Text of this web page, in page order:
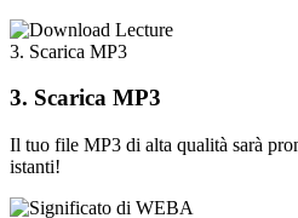
3. Scarica MP3
3. Scarica MP3
Il tuo file MP3 di alta qualità sarà
istanti!